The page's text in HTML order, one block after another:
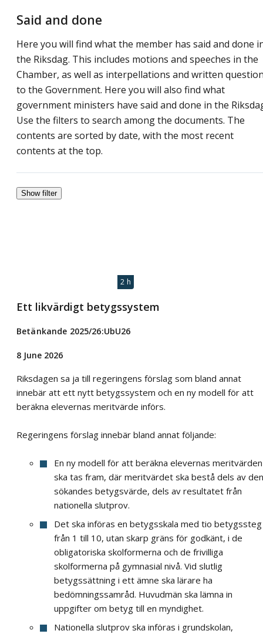
Said and done
Here you will find what the member has said and done
the Riksdag. This includes motions and speeches in the
Chamber, as well as interpellations and written
to the Government. Here you will also find what
government ministers have said and done in the
Use the filters to search among the documents. The
contents are sorted by date, with the most recent
contents at the top.
Show filter
2 h
Ett likvärdigt betygssystem
Betänkande 2025/26:UbU26
8 June 2026
Riksdagen sa ja till regeringens förslag som bland annat
innebär att ett nytt betygssystem och en ny modell för att
beräkna elevernas meritvärde införs.
Regeringens förslag innebär bland annat följande:
En ny modell för att beräkna elevernas meritvärden
ska tas fram, där meritvärdet ska bestå dels av den
sökandes betygsvärde, dels av resultatet från
nationella slutprov.
Det ska införas en betygsskala med tio betygssteg
från 1 till 10, utan skarp gräns för godkänt, i de
obligatoriska skolformerna och de frivilliga
skolformerna på gymnasial nivå. Vid slutlig
betygssättning i ett ämne ska lärare ha
bedömningssamråd. Huvudmän ska lämna in
uppgifter om betyg till en myndighet.
Nationella slutprov ska införas i grundskolan,